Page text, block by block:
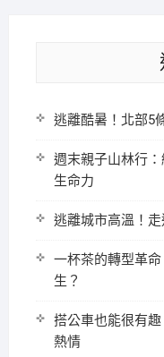
逃離酷暑！北部5
週末親子山林行
生命力
逃離城市高溫！
一杯茶的轉型革
生？
搭公車也能很有
熱情